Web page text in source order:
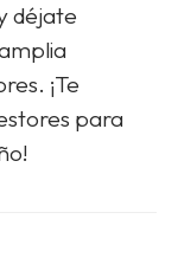
déjate
¡Te
para